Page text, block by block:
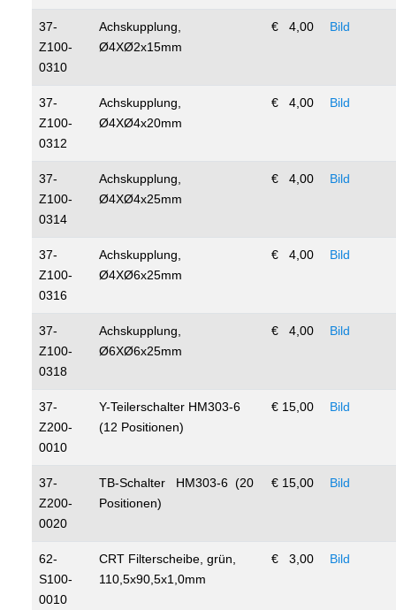
37-
Z100-
0310
Achskupplung,
Ø4XØ2x15mm
€ 4,00 Bild
37-
Z100-
0312
Achskupplung,
Ø4XØ4x20mm
€ 4,00 Bild
37-
Z100-
0314
Achskupplung,
Ø4XØ4x25mm
€ 4,00 Bild
37-
Z100-
0316
Achskupplung,
Ø4XØ6x25mm
€ 4,00 Bild
37-
Z100-
0318
Achskupplung,
Ø6XØ6x25mm
€ 4,00 Bild
37-
Z200-
0010
Y-Teilerschalter HM303-6
(12 Positionen)
€ 15,00 Bild
37-
Z200-
0020
TB-Schalter HM303-6 (20
Positionen)
€ 15,00 Bild
62-
S100-
0010
CRT Filterscheibe, grün,
110,5x90,5x1,0mm
€ 3,00 Bild